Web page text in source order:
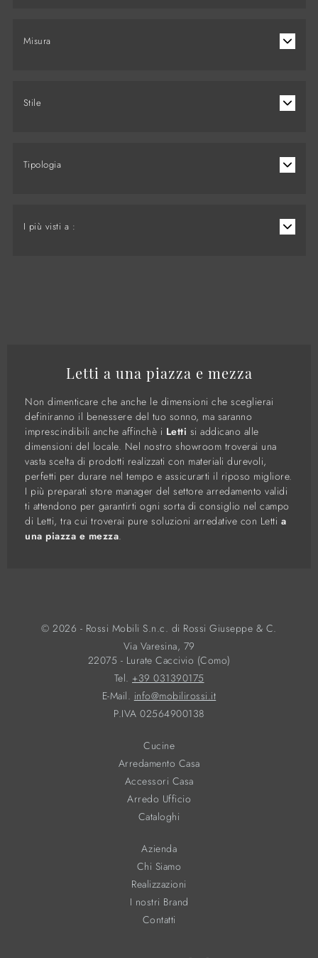
Misura
Stile
Tipologia
I più visti a :
Letti a una piazza e mezza
Non dimenticare che anche le dimensioni che sceglierai
definiranno il benessere del tuo sonno, ma saranno
imprescindibili anche affinchè i Letti si addicano alle
dimensioni del locale. Nel nostro showroom troverai una
vasta scelta di prodotti realizzati con materiali durevoli,
perfetti per durare nel tempo e assicurarti il riposo migliore.
I più preparati store manager del settore arredamento validi
ti attendono per garantirti ogni sorta di consiglio nel campo
di Letti, tra cui troverai pure soluzioni arredative con Letti a
una piazza e mezza.
© 2026 - Rossi Mobili S.n.c. di Rossi Giuseppe & C.
Via Varesina, 79
22075 - Lurate Caccivio (Como)
Tel. +39 031390175
E-Mail. info@mobilirossi.it
P.IVA 02564900138
Cucine
Arredamento Casa
Accessori Casa
Arredo Ufficio
Cataloghi
Azienda
Chi Siamo
Realizzazioni
I nostri Brand
Contatti